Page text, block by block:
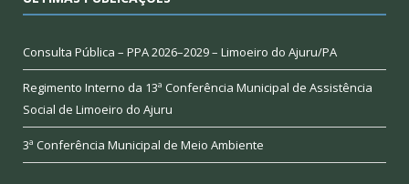
Consulta Pública – PPA 2026–2029 – Limoeiro do Ajuru/PA
Regimento Interno da 13ª Conferência Municipal de Assistência
Social de Limoeiro do Ajuru
3ª Conferência Municipal de Meio Ambiente